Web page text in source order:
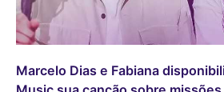
Marcelo Dias e Fabiana